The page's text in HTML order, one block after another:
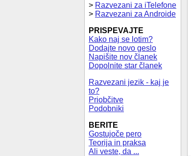
> Razvezani za iTelefone
> Razvezani za Androide
PRISPEVAJTE
Kako naj se lotim?
Dodajte novo geslo
Napišite nov članek
Dopolnite star članek
Razvezani jezik - kaj je
to?
Priobčitve
Podobniki
BERITE
Gostujoče pero
Teorija in praksa
Ali veste, da ...